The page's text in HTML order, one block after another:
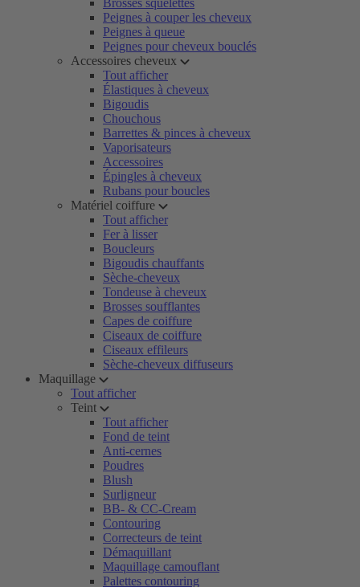
Brosses squelettes
Peignes à couper les cheveux
Peignes à queue
Peignes pour cheveux bouclés
Accessoires cheveux
Tout afficher
Élastiques à cheveux
Bigoudis
Chouchous
Barrettes & pinces à cheveux
Vaporisateurs
Accessoires
Épingles à cheveux
Rubans pour boucles
Matériel coiffure
Tout afficher
Fer à lisser
Boucleurs
Bigoudis chauffants
Sèche-cheveux
Tondeuse à cheveux
Brosses soufflantes
Capes de coiffure
Ciseaux de coiffure
Ciseaux effileurs
Sèche-cheveux diffuseurs
Maquillage
Tout afficher
Teint
Tout afficher
Fond de teint
Anti-cernes
Poudres
Blush
Surligneur
BB- & CC-Cream
Contouring
Correcteurs de teint
Démaquillant
Maquillage camouflant
Palettes contouring